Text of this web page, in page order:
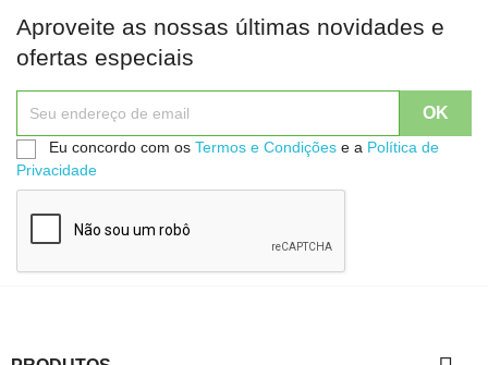
Aproveite as nossas últimas novidades e
ofertas especiais
Eu concordo com os Termos e Condições e a Política de
Privacidade